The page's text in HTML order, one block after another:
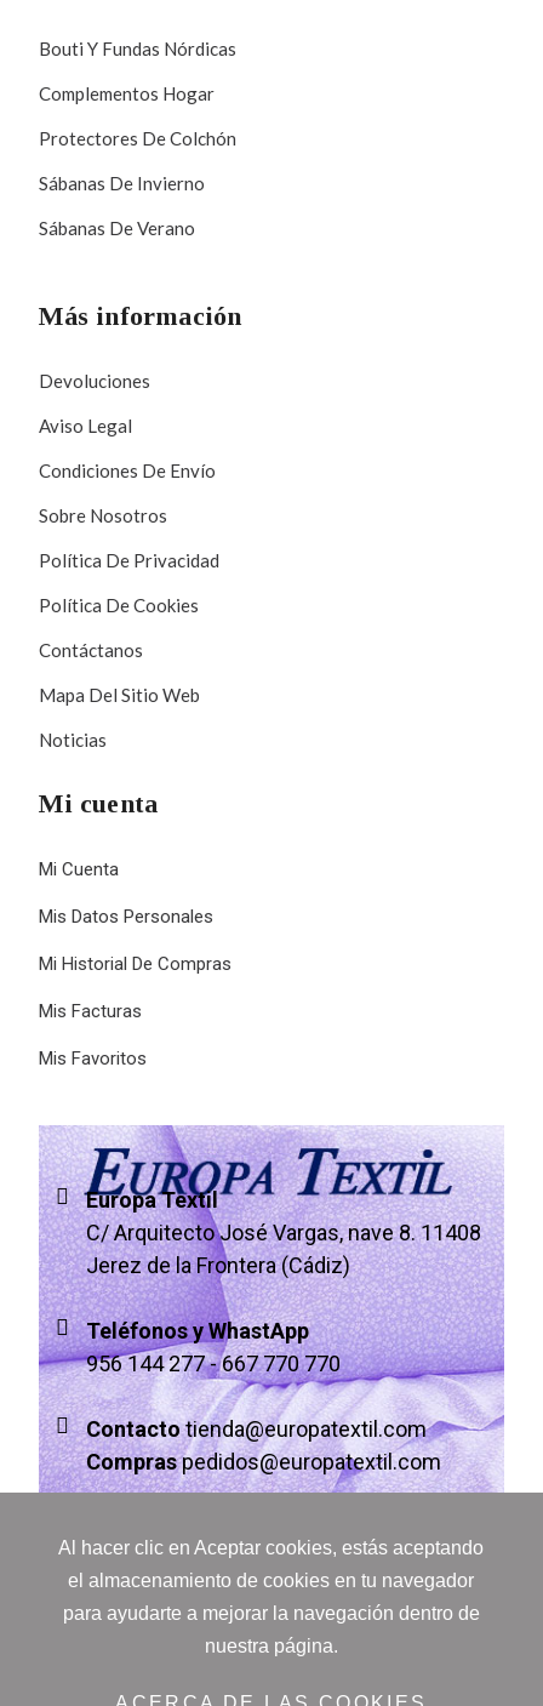
Bouti Y Fundas Nórdicas
Complementos Hogar
Protectores De Colchón
Sábanas De Invierno
Sábanas De Verano
Más información
Devoluciones
Aviso Legal
Condiciones De Envío
Sobre Nosotros
Política De Privacidad
Política De Cookies
Contáctanos
Mapa Del Sitio Web
Noticias
Mi cuenta
Mi Cuenta
Mis Datos Personales
Mi Historial De Compras
Mis Facturas
Mis Favoritos
Europa Textil
C/ Arquitecto José Vargas, nave 8. 11408
Jerez de la Frontera (Cádiz)
Teléfonos y WhastApp
956 144 277-667 770 770
Contacto tienda@europatextil.com
Compraspedidos@europatextil.com
Al hacer clic en Aceptar cookies, estás aceptando
el almacenamiento de cookies en tu navegador
para ayudarte a mejorar la navegación dentro de
nuestra página.